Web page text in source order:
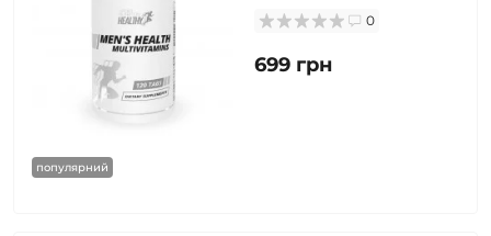
популярний
0
699 грн